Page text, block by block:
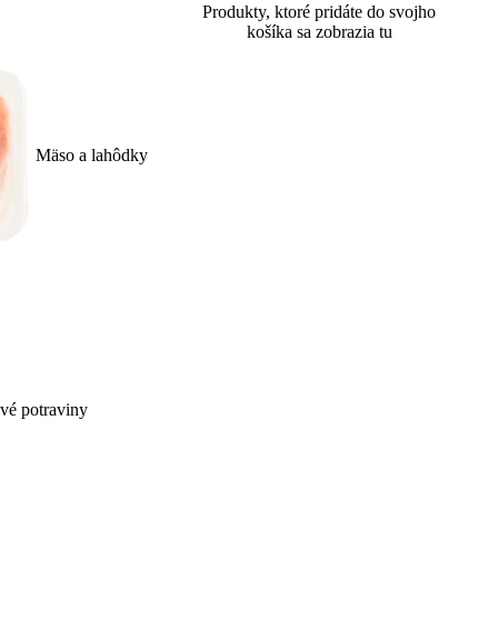
Mäso a lahôdky
potraviny
Produkty, ktoré pridáte do svojho
košíka sa zobrazia tu